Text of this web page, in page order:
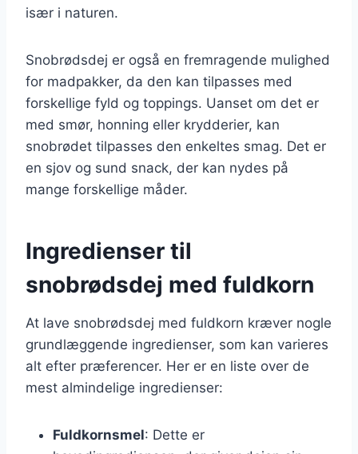
især i naturen.
Snobrødsdej er også en fremragende mulighed
for madpakker, da den kan tilpasses med
forskellige fyld og toppings. Uanset om det er
med smør, honning eller krydderier, kan
snobrødet tilpasses den enkeltes smag. Det er
en sjov og sund snack, der kan nydes på
mange forskellige måder.
Ingredienser til
snobrødsdej med fuldkorn
At lave snobrødsdej med fuldkorn kræver nogle
grundlæggende ingredienser, som kan varieres
alt efter præferencer. Her er en liste over de
mest almindelige ingredienser:
Fuldkornsmel: Dette er